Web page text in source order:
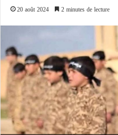
20 août 2024 2 minutes de lecture